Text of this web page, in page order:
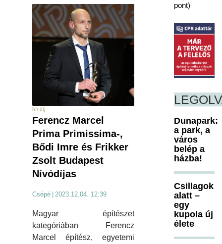
hír díj
Ferencz Marcel
Prima Primissima-,
Bődi Imre és Frikker
Zsolt Budapest
Nívódíjas
Csépé | 2023.12.04. 12:39
Magyar építészet
kategóriában Ferencz
Marcel építész, egyetemi
pont)
Dunapark:
a park, a
város
belép a
házba!
Csillagok
alatt –
egy
kupola új
élete